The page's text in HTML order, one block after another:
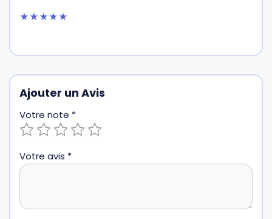
★★★★★
Ajouter un Avis
Votre note *
Votre avis *